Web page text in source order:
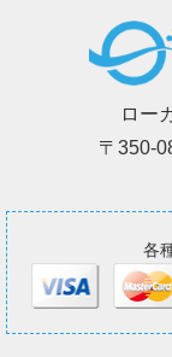
ロー
〒350-
各